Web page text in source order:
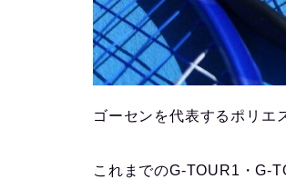
ゴーセンを代表するポリエ
これまでのG-TOUR1・G-